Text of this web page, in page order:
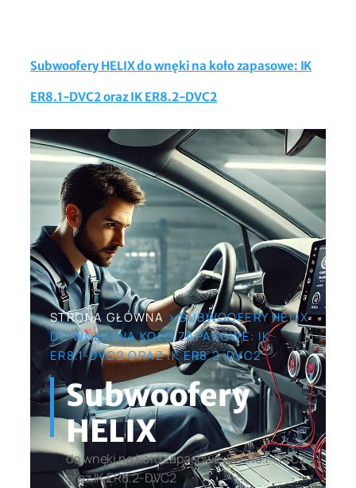
Subwoofery HELIX do wnęki na koło zapasowe: IK
ER8.1-DVC2 oraz IK ER8.2-DVC2
STRONA GŁÓWNA > SUBWOOFERY HELIX
DO WNĘKI NA KOŁO ZAPASOWE: IK
ER8.1-DVC2 ORAZ IK ER8.2-DVC2
Subwoofery
HELIX
do wnęki na koło zapasowe: IK ER8.1-DVC2
oraz IK ER8.2-DVC2